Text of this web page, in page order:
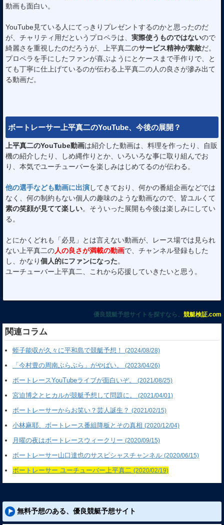
動画も面白い。
YouTube見ている人にてっきりプレゼントするのかと思ったのだ
が、チャリティ用だというプロペラは、 実際使うものではないので
綺麗さを重視したのだろうが、上平真二のサービス精神が素敵だ。
プロペラを手にしたファンが喜ぶようにとケースまで手作りで、と
ても丁寧に仕上げているのが伝わる上平真二の人の良さが滲み出て
る動画だ。
ボートレーサー上平真二のYouTube、今後の展開？
上平真二のYouTube動画は紹介した動画は、料理を作ったり、自販
機の紹介したり、しめ縄作りとか、いろいろな事に取り組んでお
り、本気でユーチューバーを楽しみはじめてるのが伝わる。
他の選手なども動画に出演してきており、何かの番組企画などでは
なく、何の制約もない個人の趣味のような動画なので、皆ユルくて
素の笑顔が見てて楽しい。そういった展開も今後は楽しみにしてい
る。
とにかくどれも「必見」とは言えない動画が、レース場では見られ
ない上平真二の人の良さが満載の動画で、チャンネル登録もした
し、かなり個人的にファンになった。
ユーチューバー上平真二、これから応援していきたいと思う。
優良競艇予想サイトを探すなら、 競艇検証.com
関連コラム
蛭子能収が久々に平和島で競艇予想！ (2024/08/28)
「今村豊の周南ぶらぶら」がやばい。 (2023/04/26)
ボートレースYouTubeライブが面白いぞ。 (2021/08/25)
宮迫博之とヒカルが競艇予想して問題に。 (2021/04/01)
ボートレーサーからお笑い？芸人誕生？ (2021/02/15)
小林麻耶、ボートレース番組降板とその真相 (2020/12/04)
月曜の夜はボートレースウィークリー (2020/09/15)
ボートレーサー山口達也のサスピシャスチャンネル (2020/06/15)
ボートレーサー ユーチューバー上平真二 (2020/02/19)
無料予想のある、優良競艇予想サイト